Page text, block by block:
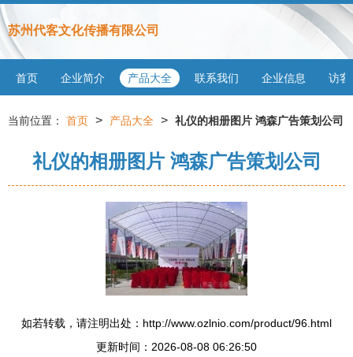
苏州代客文化传播有限公司
首页 企业简介 产品大全 联系我们 企业信息 访客
当前位置： 首页 > 产品大全 > 礼仪的相册图片 鸿森广告策划公司
礼仪的相册图片 鸿森广告策划公司
如若转载，请注明出处：http://www.ozlnio.com/product/96.html
更新时间：2026-08-08 06:26:50